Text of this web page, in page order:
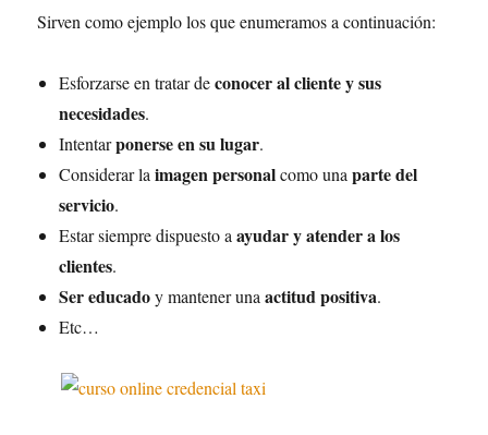
Sirven como ejemplo los que enumeramos a continuación:
Esforzarse en tratar deconocer al cliente y sus
necesidades.
Intentarponerse en su lugar.
Considerar laimagen personalcomo unaparte del
servicio.
Estar siempre dispuesto aayudar y atender a los
clientes.
Ser educadoy mantener unaactitud positiva.
Etc…